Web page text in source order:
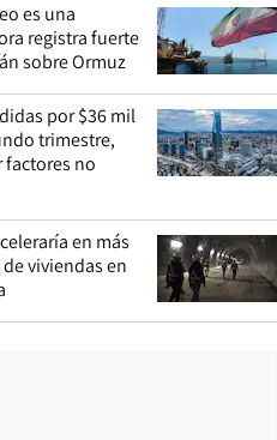
es una
registra fuerte
sobre Ormuz
por $36 mil
trimestre,
no
en más
viviendas en